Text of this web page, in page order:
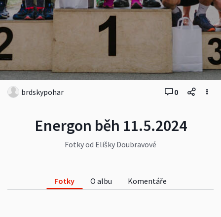
Energon běh 11.5.2024
Fotky od Elišky Doubravové
brdskypohar 0
Fotky O albu Komentáře